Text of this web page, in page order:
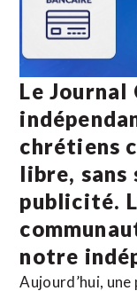
Le Journal
chrétiens
libre, sans
publicité.
notre
Aujourd’hui,